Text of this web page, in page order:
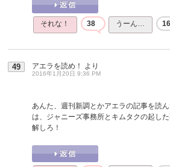
それな！ 38 うーん…
49 アエラを読め！ より
2016年1月20日 9:36 PM
あんた、週刊新調とかアエラの記事を読
は、ジャニーズ事務所とキムタクの起し
解しろ！